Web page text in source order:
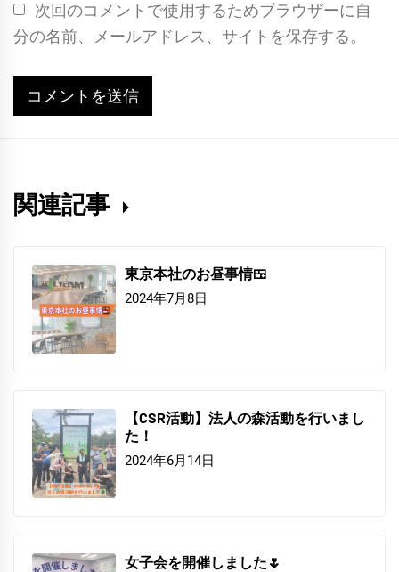
次回のコメントで使用するためブラウザーに自
分の名前、メールアドレス、サイトを保存する。
関連記事
東京本社のお昼事情🍱
2024年7月8日
【CSR活動】法人の森活動を行いまし
た！
2024年6月14日
女子会を開催しました🌷